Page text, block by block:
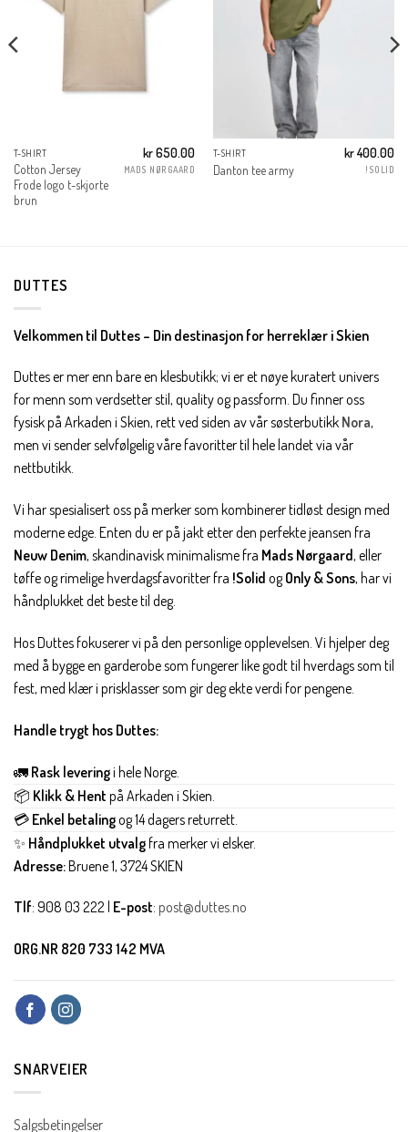
T-SHIRT
Cotton Jersey
Frode logo t-skjorte
brun
kr650.00
MADS NØRGAARD
T-SHIRT
Danton tee army
kr400.00
!SOLID
DUTTES
Velkommen til Duttes – Din destinasjon for herreklær i Skien
Duttes er mer enn bare en klesbutikk; vi er et nøye kuratert univers
for menn som verdsetter stil, quality og passform. Du finner oss
fysisk på Arkaden i Skien, rett ved siden av vår søsterbutikk Nora,
men vi sender selvfølgelig våre favoritter til hele landet via vår
nettbutikk.
Vi har spesialisert oss på merker som kombinerer tidløst design med
moderne edge. Enten du er på jakt etter den perfekte jeansen fra
Neuw Denim, skandinavisk minimalisme fra Mads Nørgaard, eller
tøffe og rimelige hverdagsfavoritter fra !Solid ogOnly & Sons, har vi
håndplukket det beste til deg.
Hos Duttes fokuserer vi på den personlige opplevelsen. Vi hjelper deg
med å bygge en garderobe som fungerer like godt til hverdags som til
fest, med klær i prisklasser som gir deg ekte verdi for pengene.
Handle trygt hos Duttes:
🚛 Rask leveringi hele Norge.
📦 Klikk & Hent på Arkaden i Skien.
💳 Enkel betalingog 14 dagers returrett.
✨ Håndplukket utvalgfra merker vi elsker.
Adresse:Bruene 1, 3724 SKIEN
Tlf: 908 03 222 | E-post: post@duttes.no
ORG.NR 820 733 142 MVA
SNARVEIER
Salgsbetingelser